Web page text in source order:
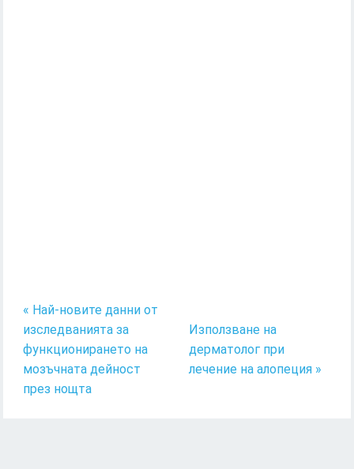
« Най-новите данни от
изследванията за
функционирането на
мозъчната дейност
през нощта
Използване на
дерматолог при
лечение на алопеция »